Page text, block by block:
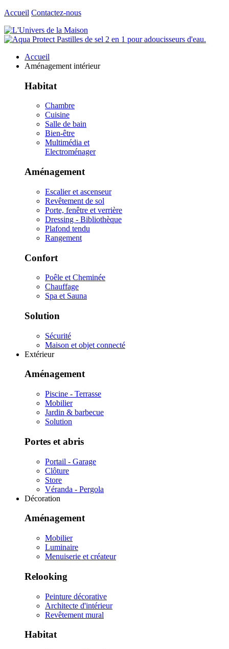
Accueil Contactez-nous
Accueil
Aménagement intérieur
Habitat
Chambre
Cuisine
Salle de bain
Bien-être
Multimédia et
Electroménager
Aménagement
Escalier et ascenseur
Revêtement de sol
Porte, fenêtre et verrière
Dressing - Bibliothèque
Plafond tendu
Rangement
Confort
Poêle et Cheminée
Chauffage
Spa et Sauna
Solution
Sécurité
Maison et objet connecté
Extérieur
Aménagement
Piscine - Terrasse
Mobilier
Jardin & barbecue
Solution
Portes et abris
Portail - Garage
Clôture
Store
Véranda - Pergola
Décoration
Aménagement
Mobilier
Luminaire
Menuiserie et créateur
Relooking
Peinture décorative
Architecte d'intérieur
Revêtement mural
Habitat